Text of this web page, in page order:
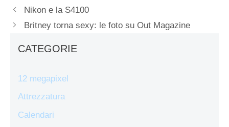
Nikon e la S4100
Britney torna sexy: le foto su Out Magazine
CATEGORIE
12 megapixel
Attrezzatura
Calendari